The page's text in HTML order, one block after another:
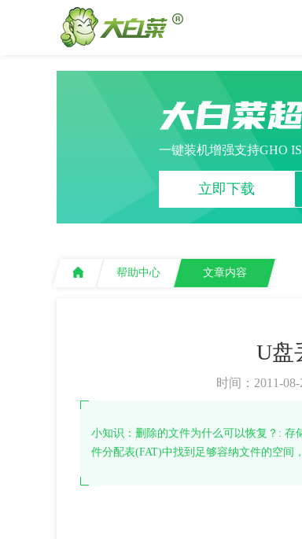
大白菜
一键装机增强支持GHO
立即下载
帮助中心 文章内容
U盘
时间：2011-08-
小知识：删除的文件为什么可以恢复？: 存
件分配表(FAT)中找到足够容纳文件的空间